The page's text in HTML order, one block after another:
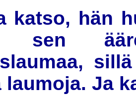
katso, hän
sen
laumoja. Ja